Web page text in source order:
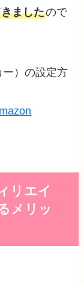
ましたので
）の設定方
リエイ
メリッ